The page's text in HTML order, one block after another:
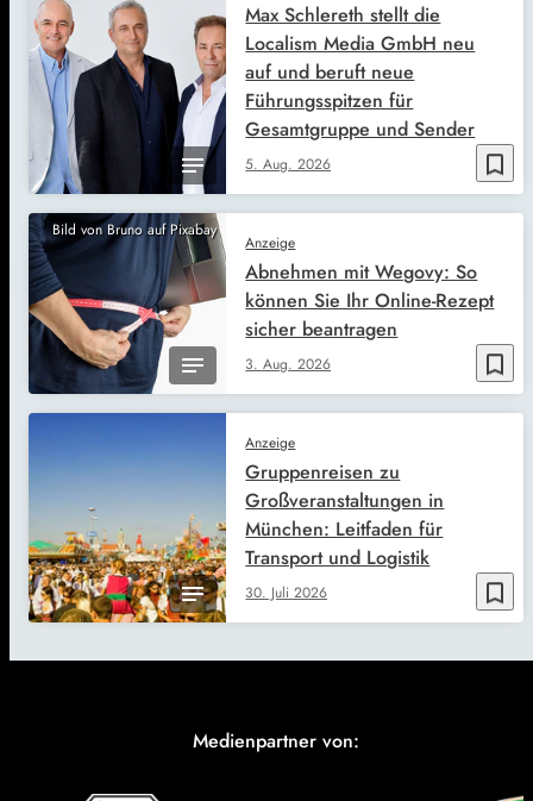
bookmark_border
5. Aug. 2026
Max Schlereth stellt die
Localism Media GmbH neu
auf und beruft neue
Führungsspitzen für
Gesamtgruppe und Sender
Bild von Bruno auf Pixabay
bookmark_border
Anzeige
3. Aug. 2026
Abnehmen mit Wegovy: So
können Sie Ihr Online-Rezept
sicher beantragen
bookmark_border
Anzeige
30. Juli 2026
Gruppenreisen zu
Großveranstaltungen in
München: Leitfaden für
Transport und Logistik
Medienpartner von: